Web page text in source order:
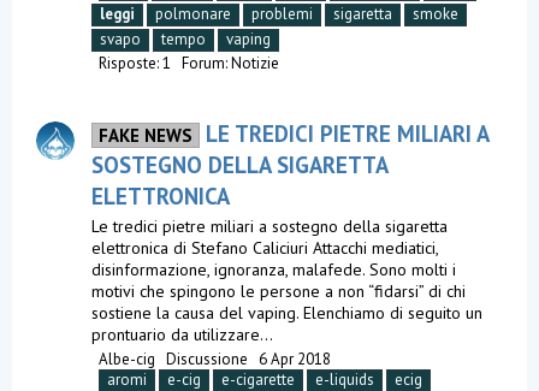
leggi
polmonare problemi sigaretta
smoke
svapo
tempo
vaping
Risposte: 1 Forum:Notizie
FAKE NEWS
LE TREDICI PIETRE MILIARI A
SOSTEGNO DELLA SIGARETTA
ELETTRONICA
Le tredici pietre miliari a sostegno della sigaretta
elettronica di Stefano Caliciuri Attacchi mediatici,
disinformazione, ignoranza, malafede. Sono molti i
motivi che spingono le persone a non “fidarsi” di chi
sostiene la causa del vaping. Elenchiamo di seguito un
prontuario da utilizzare...
Albe-cig Discussione 6 Apr 2018
aromi
e-cig e-cigarette e-liquids
ecig